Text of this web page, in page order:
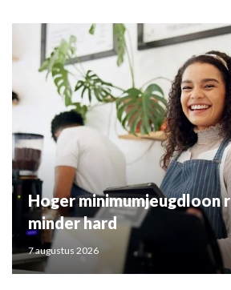
Hoger minimumjeugdloon
minder hard
7 augustus 2026